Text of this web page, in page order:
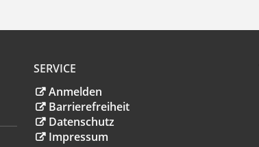
SERVICE
Anmelden
Barrierefreiheit
Datenschutz
Impressum